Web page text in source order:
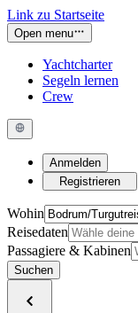
Link zu Startseite
Open menu
Yachtcharter
Segeln lernen
Crew
Anmelden
Registrieren
Wohin
Reisedaten
Passagiere & Kabinen
Suchen